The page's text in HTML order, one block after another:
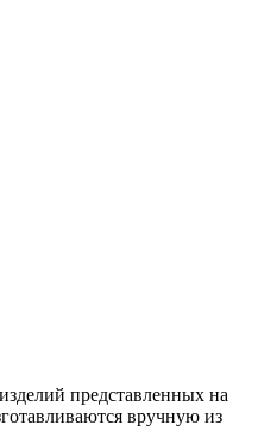
представленных на
вручную из